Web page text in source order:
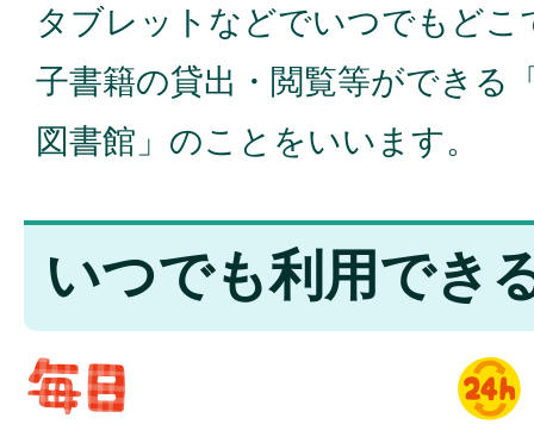
タブレットなどでいつでもどこ
子書籍の貸出・閲覧等ができる
図書館」のことをいいます。
いつでも利用でき